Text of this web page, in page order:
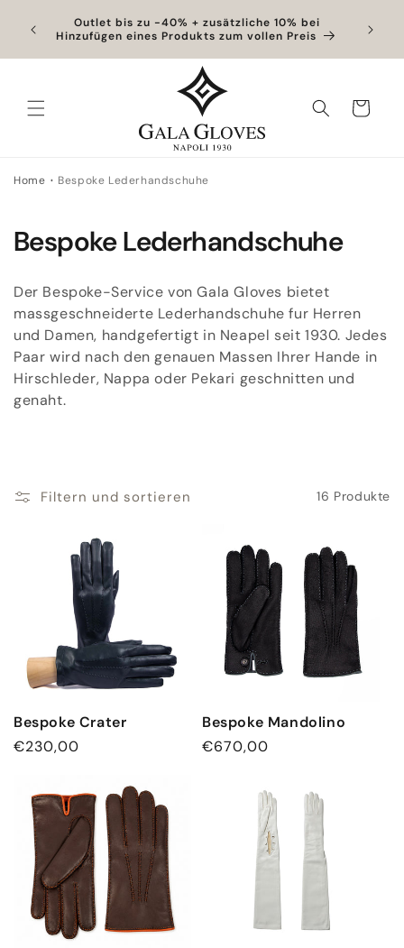
zum
Inhalt
Outlet bis zu -40% + zusätzliche 10% bei
Hinzufügen eines Produkts zum vollen Preis
Warenkorb
Home Bespoke Lederhandschuhe
K
t
e
g
o
i
Bespoke Lederhandschuhe
Der Bespoke-Service von Gala Gloves bietet
massgeschneiderte Lederhandschuhe fur Herren
und Damen, handgefertigt in Neapel seit 1930. Jedes
Paar wird nach den genauen Massen Ihrer Hande in
Hirschleder, Nappa oder Pekari geschnitten und
genaht.
Filtern und sortieren 16 Produkte
Bespoke Crater
Normaler
€230,00
Bespoke Mandolino
Normaler
€670,00